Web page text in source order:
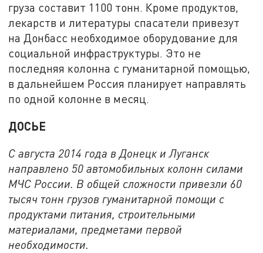
груза составит 1100 тонн. Кроме продуктов,
лекарств и литературы спасатели привезут
на Донбасс необходимое оборудование для
социальной инфраструктуры. Это не
последняя колонна с гуманитарной помощью,
в дальнейшем Россия планирует направлять
по одной колонне в месяц.
ДОСЬЕ
С августа 2014 года в Донецк и Луганск
направлено 50 автомобильных колонн силами
МЧС России. В общей сложности привезли 60
тысяч тонн грузов гуманитарной помощи с
продуктами питания, строительными
материалами, предметами первой
необходимости.